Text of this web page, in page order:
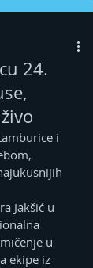
24.
i
Jakšić u
u
ekipe iz